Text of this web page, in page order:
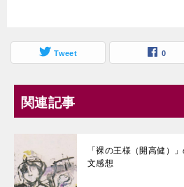
Tweet 0
関連記事
「裸の王様（開高健）
文感想